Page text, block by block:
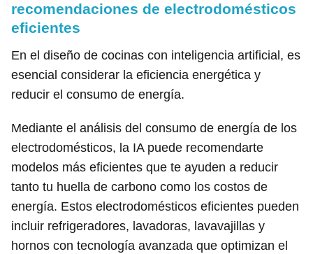
recomendaciones de electrodomésticos
eficientes
En el diseño de cocinas con inteligencia artificial, es
esencial considerar la eficiencia energética y
reducir el consumo de energía.
Mediante el análisis del consumo de energía de los
electrodomésticos, la IA puede recomendarte
modelos más eficientes que te ayuden a reducir
tanto tu huella de carbono como los costos de
energía. Estos electrodomésticos eficientes pueden
incluir refrigeradores, lavadoras, lavavajillas y
hornos con tecnología avanzada que optimizan el